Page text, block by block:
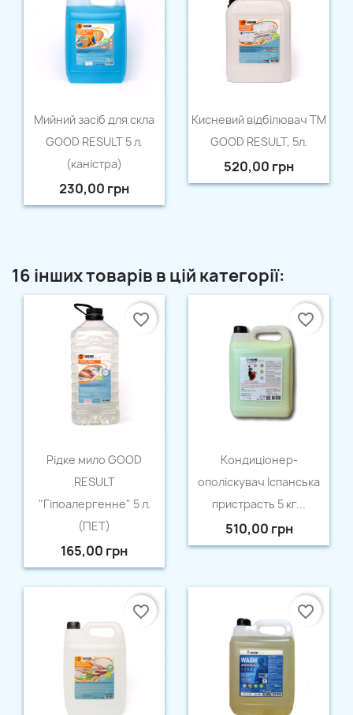
 Швидкий перегляд
Мийний засіб для скла
GOOD RESULT 5 л.
(каністра)
230,00 грн
 Швидкий перегляд
Кисневий відбілювач ТМ
GOOD RESULT, 5л.
520,00 грн
16 інших товарів в цій категорії:
Швидкий перегляд
Рідке мило GOOD
RESULT
"Гіпоалергенне" 5 л.
(ПЕТ)
165,00 грн
favorite_border
Швидкий перегляд
Кондицiонер-
ополiскувач Іспанська
пристрасть 5 кг...
510,00 грн
favorite_border
favorite_border favorite_border